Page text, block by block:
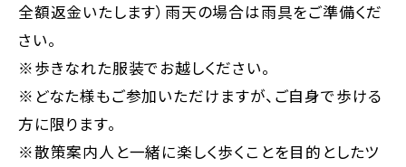
全額返金いたします）雨天の場合は雨具をご準備くだ
さい。
※歩きなれた服装でお越しください。
※どなた様もご参加いただけますが、ご自身で歩ける
方に限ります。
※散策案内人と一緒に楽しく歩くことを目的としたツ